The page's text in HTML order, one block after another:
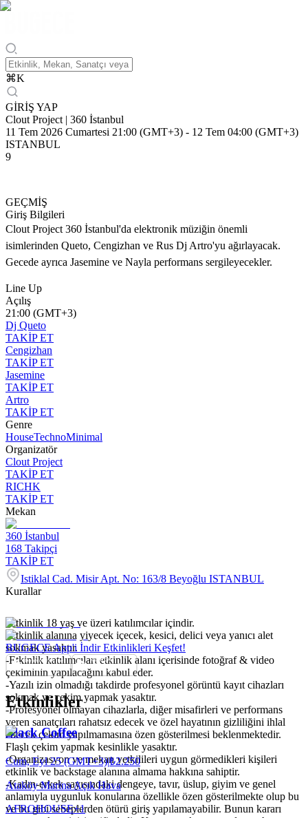
⌘K
GİRİŞ YAP
Clout Project | 360 İstanbul
11 Tem 2026 Cumartesi 21:00 (GMT+3) - 12 Tem 04:00 (GMT+3)
ISTANBUL
9
GEÇMİŞ
Giriş Bilgileri
Clout Project 360 İstanbul'da elektronik müziğin önemli
isimlerinden Queto, Cengizhan ve Rus Dj Artro'yu ağırlayacak.
Gecede ayrıca Jasemine ve Nayla performans sergileyecekler.
Line Up
Açılış
21:00 (GMT+3)
Dj Queto
TAKİP ET
Cengizhan
TAKİP ET
Jasemine
TAKİP ET
Artro
TAKİP ET
Genre
HouseTechnoMinimal
Organizatör
Clout Project
TAKİP ET
RICHK
TAKİP ET
Mekan
360 İstanbul
168 Takipçi
TAKİP ET
Istiklal Cad. Misir Apt. No: 163/8 Beyoğlu ISTANBUL
Kurallar
-Etkinlik 18 yaş ve üzeri katılımcılar içindir.
-Etkinlik alanına yiyecek içecek, kesici, delici veya yanıcı alet
sokmak yasaktır.
-Etkinlik katılımcıları etkinlik alanı içerisinde fotoğraf & video
çekiminin yapılacağını kabul eder.
-Yazılı izin olmadığı takdirde profesyonel görüntü kayıt cihazları
sokmak ve çekim yapmak yasaktır.
-Profesyonel olmayan cihazlarla, diğer misafirleri ve performans
veren sanatçıları rahatsız edecek ve özel hayatının gizliliğini ihlal
edecek çekim yapılmamasına özen gösterilmesi beklenmektedir.
Flaşlı çekim yapmak kesinlikle yasaktır.
-Organizasyon ve mekan yetkilileri uygun görmedikleri kişileri
etkinlik ve backstage alanına almama hakkına sahiptir.
-Kadın-erkek sayısındaki dengeye, tavır, üslup, giyim ve genel
anlamıyla uygunluk konularına özellikle özen gösterilmekte olup bu
ve bu gibi sebeplerden ötürü giriş yapılamayabilir. Bunun kararı
BUGECE App'i İndir Etkinlikleri Keşfet!
Etkinlikler
Black Coffee
Cum, Eyl 25 (GMT+3)|₺2.250
Ataköy Marina Açık Hava
AFROHOUSE+1